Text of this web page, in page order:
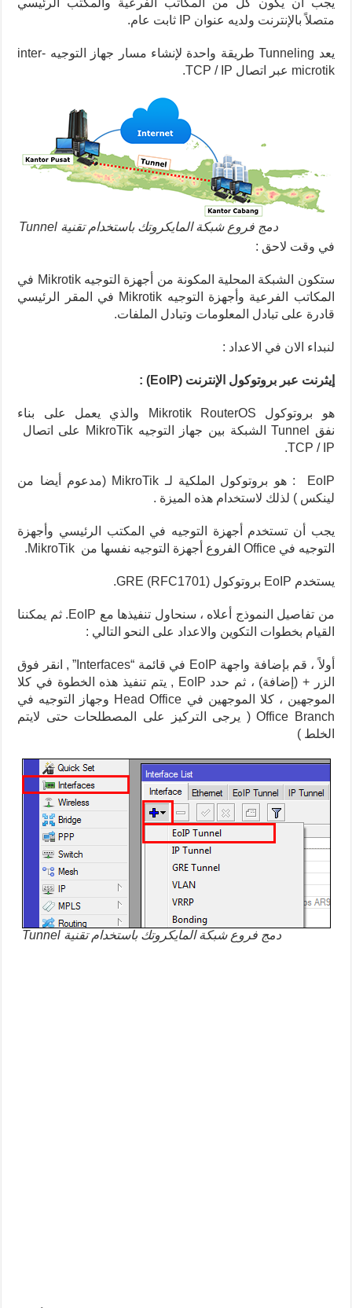
يجب أن يكون كل من المكاتب الفرعية والمكتب الرئيسي
متصلاً بالإنترنت ولديه عنوان IP ثابت عام.
يعد Tunneling طريقة واحدة لإنشاء مسار جهاز التوجيه inter-
microtik عبر اتصال TCP / IP.
دمج فروع شبكة المايكروتك باستخدام تقنية Tunnel
في وقت لاحق :
ستكون الشبكة المحلية المكونة من أجهزة التوجيه Mikrotik في
المكاتب الفرعية وأجهزة التوجيه Mikrotik في المقر الرئيسي
قادرة على تبادل المعلومات وتبادل الملفات.
لنبداء الان في الاعداد :
إيثرنت عبر بروتوكول الإنترنت (EoIP) :
هو بروتوكول Mikrotik RouterOS والذي يعمل على بناء
نفق Tunnel الشبكة بين جهاز التوجيه MikroTik على اتصال
TCP / IP.
EoIP : هو بروتوكول الملكية لـ MikroTik (مدعوم أيضا من
لينكس ) لذلك لاستخدام هذه الميزة .
يجب أن تستخدم أجهزة التوجيه في المكتب الرئيسي وأجهزة
التوجيه في Office الفروع أجهزة التوجيه نفسها من MikroTik.
يستخدم EoIP بروتوكول GRE (RFC1701).
من تفاصيل النموذج أعلاه ، سنحاول تنفيذها مع EoIP. ثم يمكننا
القيام بخطوات التكوين والاعداد على النحو التالي :
أولاً ، قم بإضافة واجهة EoIP في قائمة “Interfaces” , انقر فوق
الزر + (إضافة) ، ثم حدد EoIP , يتم تنفيذ هذه الخطوة في كلا
الموجهين ، كلا الموجهين في Head Office وجهاز التوجيه في
Office Branch ( يرجى التركيز على المصطلحات حتى لايتم
الخلط )
دمج فروع شبكة المايكروتك باستخدام تقنية Tunnel